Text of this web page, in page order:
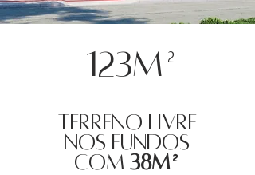
123m²
terreno livre
nos fundos
com 38m²